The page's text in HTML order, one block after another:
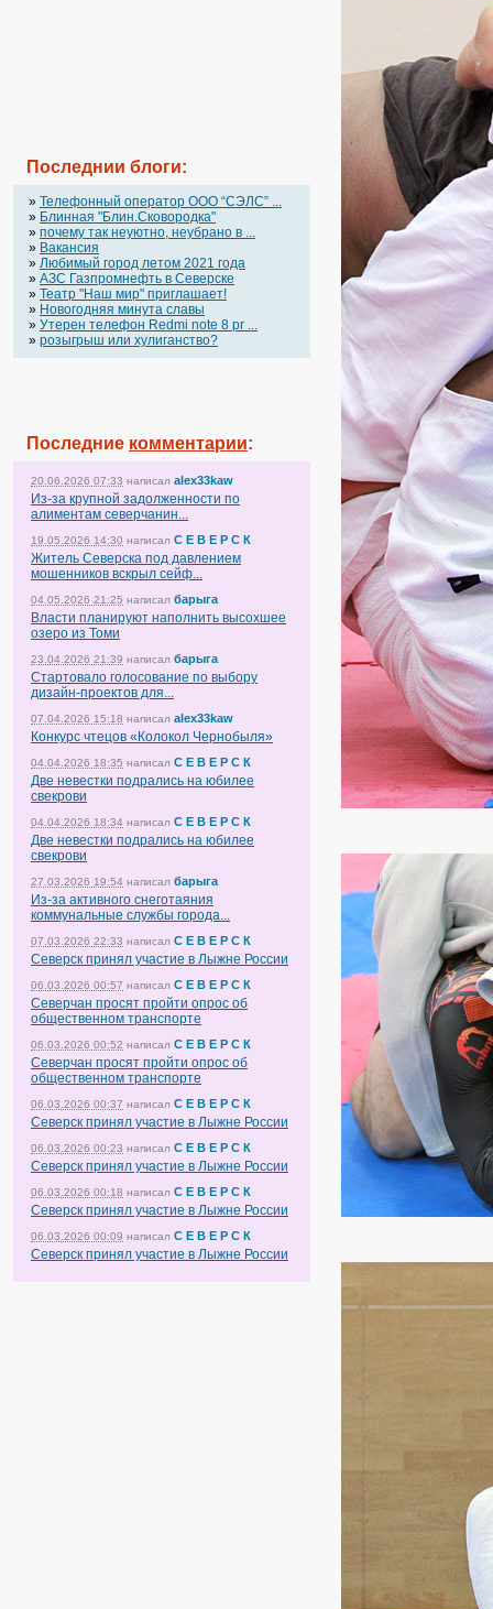
Последнии блоги:
» Телефонный оператор OOO “СЭЛС” ...
» Блинная "Блин.Сковородка"
» почему так неуютно, неубрано в ...
» Вакансия
» Любимый город летом 2021 года
» АЗС Газпромнефть в Северске
» Театр "Наш мир" приглашает!
» Новогодняя минута славы
» Утерен телефон Redmi note 8 pr ...
» розыгрыш или хулиганство?
Последние комментарии:
20.06.2026 07:33 написал alex33kaw
Из-за крупной задолженности по
алиментам северчанин...
19.05.2026 14:30 написал С Е В Е Р С К
Житель Северска под давлением
мошенников вскрыл сейф...
04.05.2026 21:25 написал барыга
Власти планируют наполнить высохшее
озеро из Томи
23.04.2026 21:39 написал барыга
Стартовало голосование по выбору
дизайн-проектов для...
07.04.2026 15:18 написал alex33kaw
Конкурс чтецов «Колокол Чернобыля»
04.04.2026 18:35 написал С Е В Е Р С К
Две невестки подрались на юбилее
свекрови
04.04.2026 18:34 написал С Е В Е Р С К
Две невестки подрались на юбилее
свекрови
27.03.2026 19:54 написал барыга
Из-за активного снеготаяния
коммунальные службы города...
07.03.2026 22:33 написал С Е В Е Р С К
Северск принял участие в Лыжне России
06.03.2026 00:57 написал С Е В Е Р С К
Северчан просят пройти опрос об
общественном транспорте
06.03.2026 00:52 написал С Е В Е Р С К
Северчан просят пройти опрос об
общественном транспорте
06.03.2026 00:37 написал С Е В Е Р С К
Северск принял участие в Лыжне России
06.03.2026 00:23 написал С Е В Е Р С К
Северск принял участие в Лыжне России
06.03.2026 00:18 написал С Е В Е Р С К
Северск принял участие в Лыжне России
06.03.2026 00:09 написал С Е В Е Р С К
Северск принял участие в Лыжне России